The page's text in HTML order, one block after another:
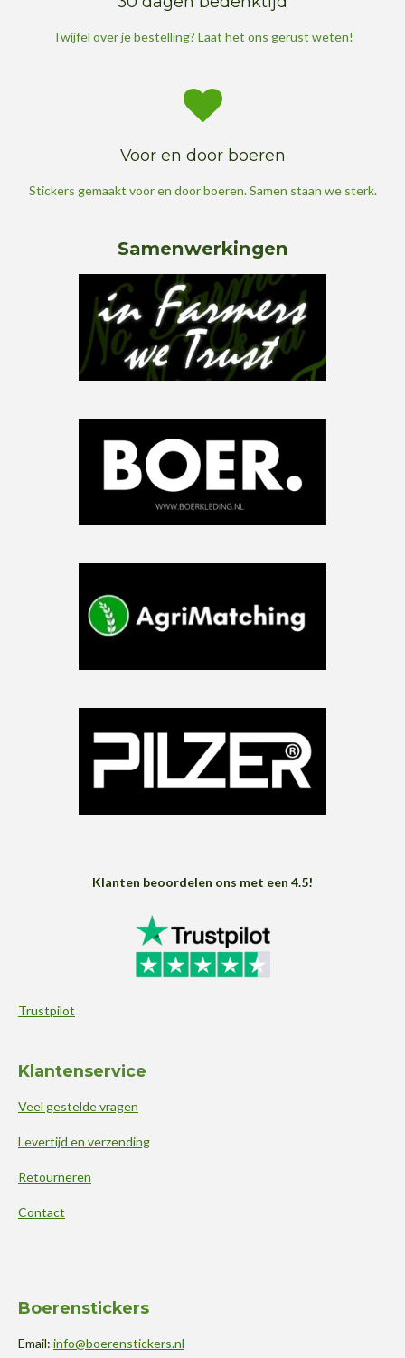
Twijfel over je bestelling? Laat het ons gerust weten!
Voor en door boeren
Stickers gemaakt voor en door boeren. Samen staan we sterk.
Samenwerkingen
Klanten beoordelen ons met een 4.5!
Trustpilot
Klantenservice
Veel gestelde vragen
Levertijd en verzending
Retourneren
Contact
Boerenstickers
Email: info@boerenstickers.nl